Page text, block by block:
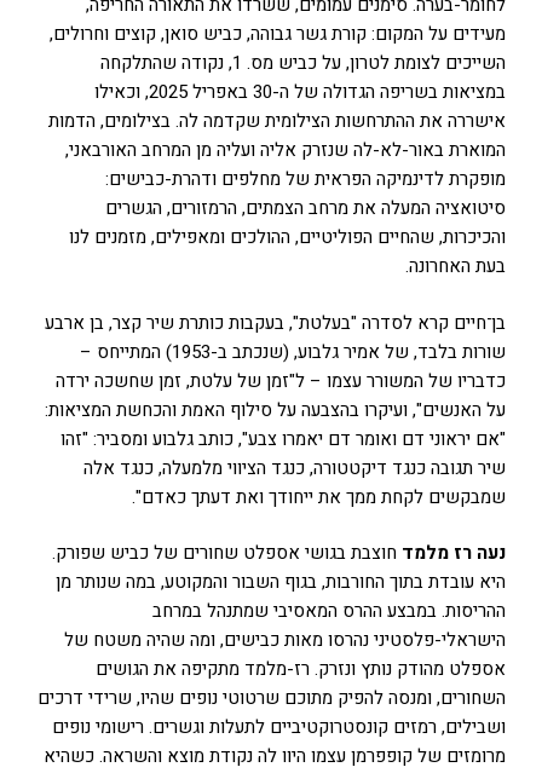
מעידים על המקום: קורת גשר גבוהה, כביש סואן, קוצים וחרולים,
השייכים לצומת לטרון, על כביש מס. 1, נקודה שהתלקחה
במציאות בשריפה הגדולה של ה-30 באפריל 2025, וכאילו
אישררה את ההתרחשות הצילומית שקדמה לה. בצילומים, הדמות
המוארת באור-לא-לה שנזרק אליה ועליה מן המרחב האורבאני,
מופקרת לדינמיקה הפראית של מחלפים ודהרת-כבישים:
סיטואציה המעלה את מרחב הצמתים, הרמזורים, הגשרים
והכיכרות, שהחיים הפוליטיים, ההולכים ומאפילים, מזמנים לנו
בעת האחרונה.
בן־חיים קרא לסדרה "בעלטת", בעקבות כותרת שיר קצר, בן ארבע
שורות בלבד, של אמיר גלבוע, (שנכתב ב-1953) המתייחס –
כדבריו של המשורר עצמו – ל"זמן של עלטת, זמן שחשכה ירדה
על האנשים", ועיקרו בהצבעה על סילוף האמת והכחשת המציאות:
"אם יראוני דם ואומר דם יאמרו צבע", כותב גלבוע ומסביר: "זהו
שיר תגובה כנגד דיקטטורה, כנגד הציווי מלמעלה, כנגד אלה
שמבקשים לקחת ממך את ייחודך ואת דעתך כאדם".
נעה רז מלמד חוצבת בגושי אספלט שחורים של כביש שפורק.
היא עובדת בתוך החורבות, בגוף השבור והמקוטע, במה שנותר מן
ההריסות. במבצע ההרס המאסיבי שמתנהל במרחב
הישראלי-פלסטיני נהרסו מאות כבישים, ומה שהיה משטח של
אספלט מהודק נותץ ונזרק. רז-מלמד מתקיפה את הגושים
השחורים, ומנסה להפיק מתוכם שרטוטי נופים שהיו, שרידי דרכים
ושבילים, רמזים קונסטרוקטיביים לתעלות וגשרים. רישומי נופים
מרומזים של קופפרמן עצמו היוו לה נקודת מוצא והשראה. כשהיא